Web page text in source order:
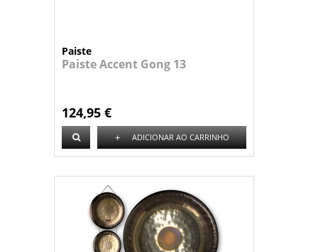
Paiste
Paiste Accent Gong 13
124,95 €
+ ADICIONAR AO CARRINHO